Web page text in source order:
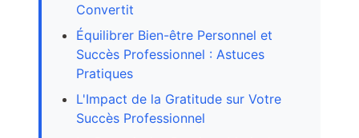
Convertit
Équilibrer Bien-être Personnel et
Succès Professionnel : Astuces
Pratiques
L'Impact de la Gratitude sur Votre
Succès Professionnel